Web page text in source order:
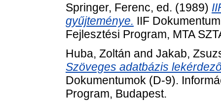
Springer, Ferenc, ed. (1989)
gyűjteménye. IIF
Fejlesztési Program, MTA
Huba, Zoltán and Jakab,
Szöveges adatbázis
Dokumentumok (D-9).
Program, Budapest.